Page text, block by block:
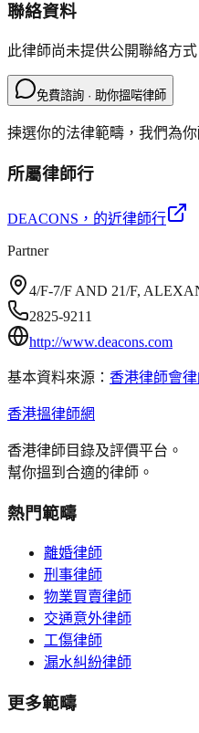
聯絡資料
此律師尚未提供公開聯絡方式
免費諮詢 · 助你搵啱律師
揀選你的法律範疇，我們為你
所屬律師行
DEACONS ，的近律師行
Partner
4/F-7/F AND 21/F,
2825-9211
http://www.deacons.com
基本資料來源： 香港律師會
香港搵律師網
香港律師目錄及評價平台。
幫你搵到合適的律師。
熱門範疇
離婚律師
刑事律師
物業買賣律師
交通意外律師
工傷律師
漏水糾紛律師
更多範疇